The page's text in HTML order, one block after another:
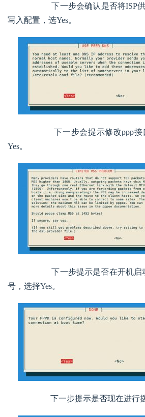
下一步会确认是否将ISP供
写入配置，选Yes。
下一步会提示修改ppp接
Yes。
下一步提示是否在开机启
号，选择Yes。
下一步提示是否现在进行拨